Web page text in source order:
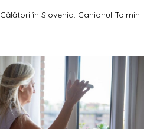
Călători în Slovenia: Canionul Tolmin